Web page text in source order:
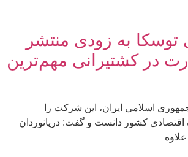
به زودی منتشر
در کشتیرانی مهم‌ترین
اسلامی ایران، این شرکت را
اقتصادی کشور دانست و گفت: دریانوردان